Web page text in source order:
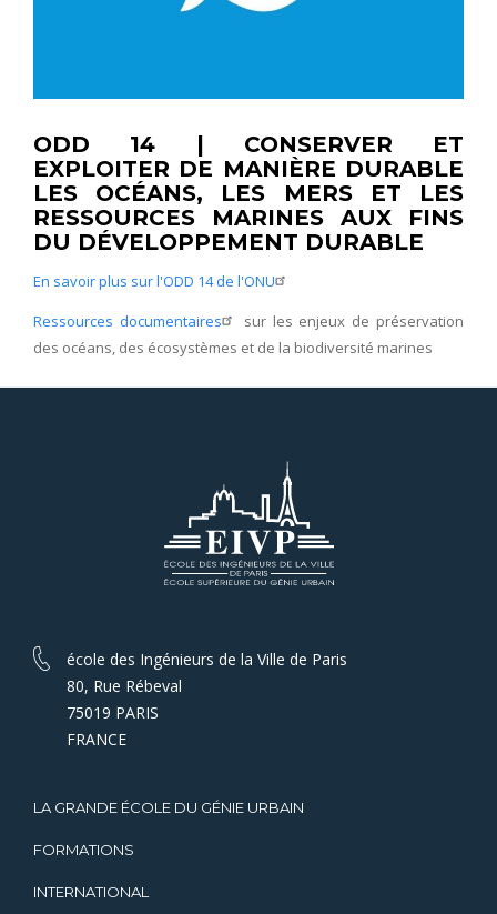
ODD 14 | CONSERVER ET
EXPLOITER DE MANIÈRE DURABLE
LES OCÉANS, LES MERS ET LES
RESSOURCES MARINES AUX FINS
DU DÉVELOPPEMENT DURABLE
En savoir plus sur l'ODD 14 de l'ONU
Ressources documentaires
sur les enjeux de préservation
des océans, des écosystèmes et de la biodiversité marines
école des Ingénieurs de la Ville de Paris
80, Rue Rébeval
75019 PARIS
FRANCE
LA GRANDE ÉCOLE DU GÉNIE URBAIN
FORMATIONS
INTERNATIONAL